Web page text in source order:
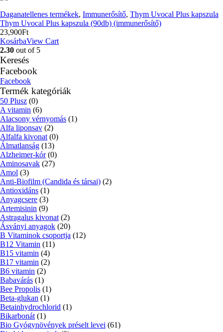
Daganatellenes termékek, Immunerősítő, Thym Uvocal Plus kapszula
Thym Uvocal Plus kapszula (90db) (immunerősítő)
23,900Ft
KosárbaView Cart
2.30 out of 5
Keresés
Facebook
Facebook
Termék kategóriák
50 Plusz (0)
A vitamin (6)
Alacsony vérnyomás (1)
Alfa liponsav (2)
Alfalfa kivonat (0)
Álmatlanság (13)
Alzheimer-kór (0)
Aminosavak (27)
Amol (3)
Anti-Biofilm (Candida és társai) (2)
Antioxidáns (1)
Anyagcsere (3)
Artemisinin (9)
Astragalus kivonat (2)
Ásványi anyagok (20)
B Vitaminok csoportja (12)
B12 Vitamin (11)
B15 vitamin (4)
B17 vitamin (2)
B6 vitamin (2)
Babavárás (1)
Bee Propolis (1)
Beta-glukan (1)
Betainhydrochlorid (1)
Bikarbonát (1)
Bio Gyógynövények préselt levei (61)